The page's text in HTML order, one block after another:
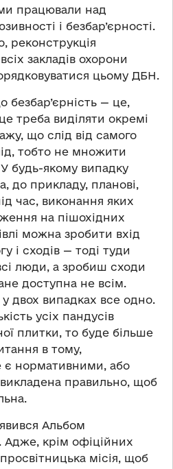
ми працювали над
і безбар’єрності.
реконструкція
закладів охорони
цьому ДБН.
безбар’єрність — це,
треба виділяти окремі
що слід від самого
тобто не множити
У будь-якому випадку
до прикладу, планові,
час, виконання яких
на пішохідних
можна зробити вхід
і сходів — тоді туди
люди, а зробиш сходи
доступна не всім.
двох випадках все одно.
усіх пандусів
плитки, то буде більше
в тому,
є нормативними, або
правильно, щоб
Альбом
Адже, крім офіційних
місія, щоб